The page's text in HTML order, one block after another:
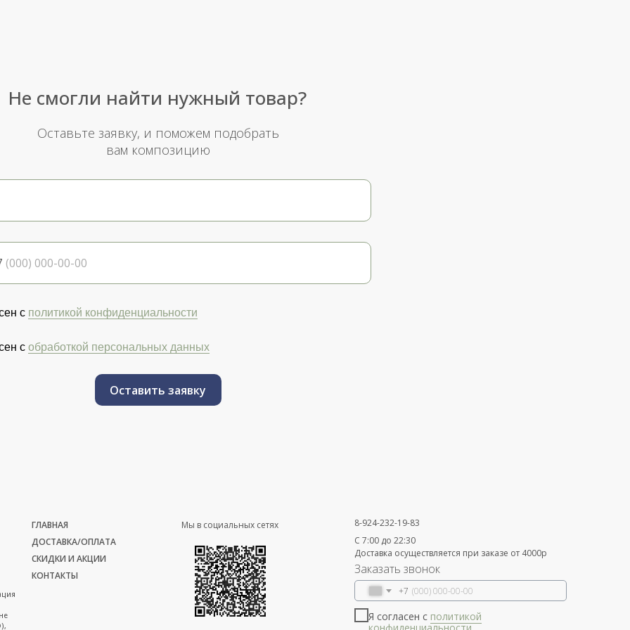
с политикой конфиденциальности
с обработкой персональных данных
Оставить заявку
Не смогли найти нужный товар?
Оставьте заявку, и поможем подобрать
вам композицию
ГЛАВНАЯ
ДОСТАВКА/ОПЛАТА
СКИДКИ И АКЦИИ
КОНТАКТЫ
8-924-232-19-83
С 7:00 до 22:30
Доставка осуществляется при заказе от 4000р
Мы в социальных сетях
Заказать звонок
+7
Я согласен с политикой